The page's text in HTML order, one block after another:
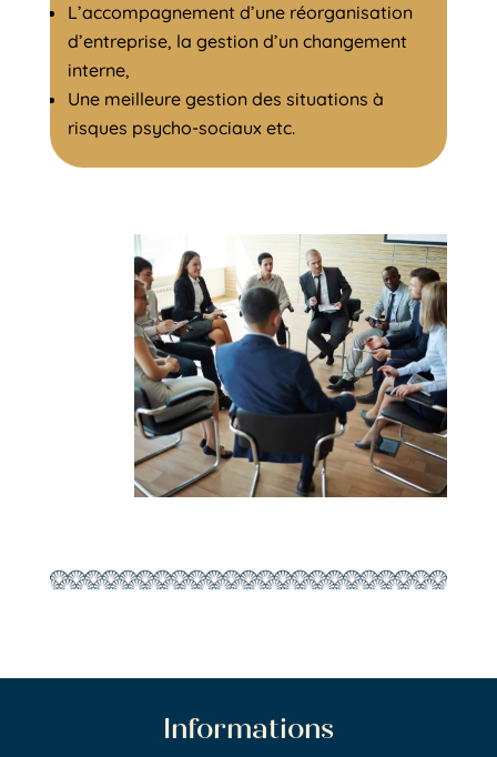
L’accompagnement d’une réorganisation
d’entreprise, la gestion d’un changement
interne,
Une meilleure gestion des situations à
risques psycho-sociaux etc.
Informations